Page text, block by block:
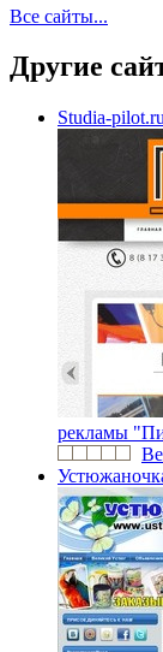
Все сайты...
Другие
Studia-pilot.ru
рекламы